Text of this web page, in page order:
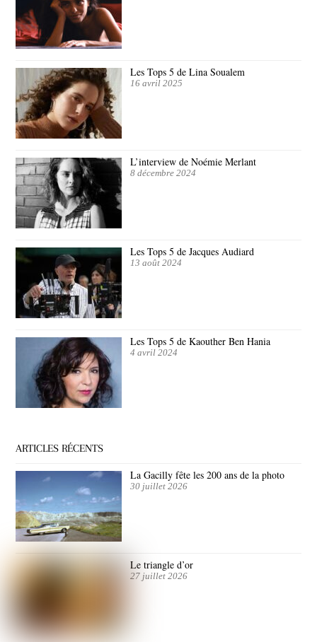
Les Tops 5 de Lina Soualem
16 avril 2025
L’interview de Noémie Merlant
8 décembre 2024
Les Tops 5 de Jacques Audiard
13 août 2024
Les Tops 5 de Kaouther Ben Hania
4 avril 2024
ARTICLES RÉCENTS
La Gacilly fête les 200 ans de la photo
30 juillet 2026
Le triangle d’or
27 juillet 2026